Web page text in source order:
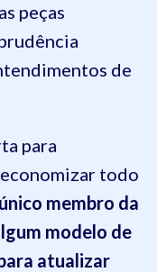
peças
de
para
todo
membro da
modelo de
atualizar